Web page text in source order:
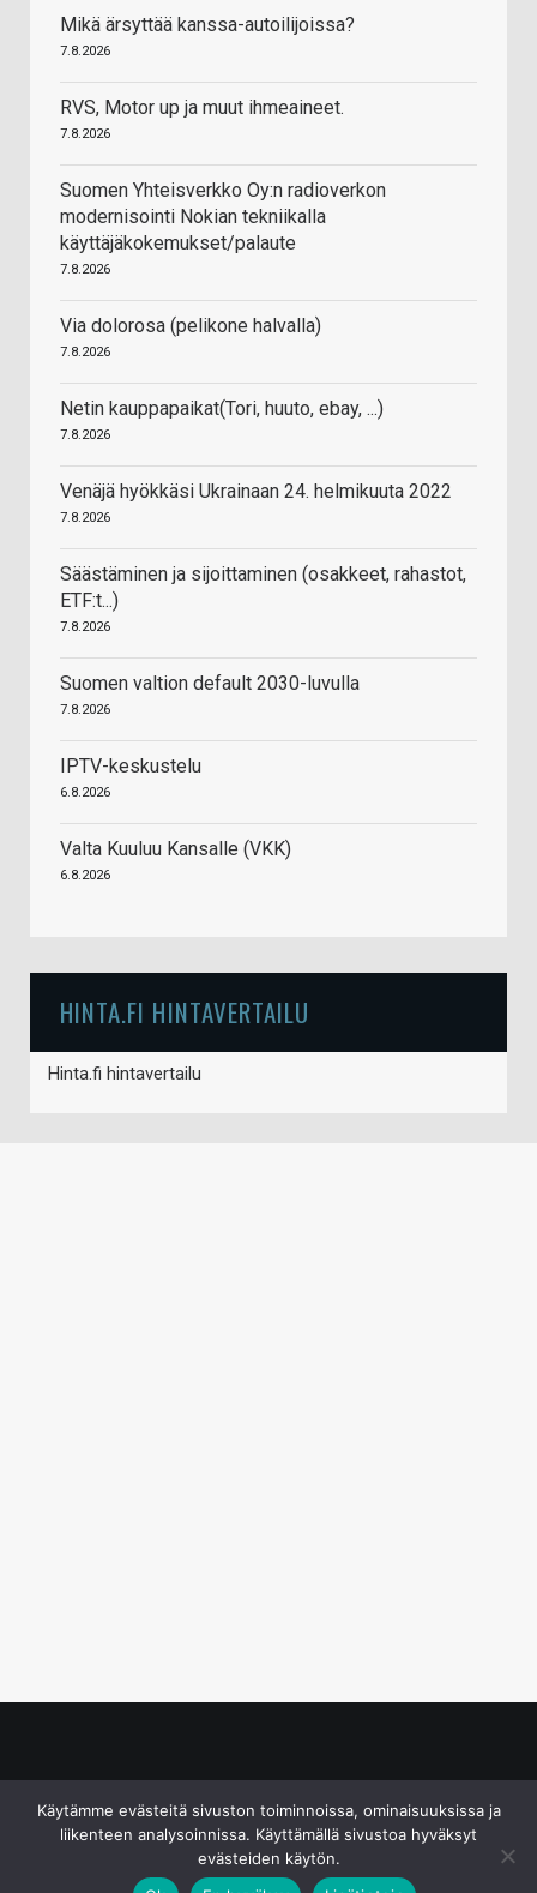
Mikä ärsyttää kanssa-autoilijoissa?
7.8.2026
RVS, Motor up ja muut ihmeaineet.
7.8.2026
Suomen Yhteisverkko Oy:n radioverkon
modernisointi Nokian tekniikalla
käyttäjäkokemukset/palaute
7.8.2026
Via dolorosa (pelikone halvalla)
7.8.2026
Netin kauppapaikat(Tori, huuto, ebay, ...)
7.8.2026
Venäjä hyökkäsi Ukrainaan 24. helmikuuta 2022
7.8.2026
Säästäminen ja sijoittaminen (osakkeet, rahastot,
ETF:t...)
7.8.2026
Suomen valtion default 2030-luvulla
7.8.2026
IPTV-keskustelu
6.8.2026
Valta Kuuluu Kansalle (VKK)
6.8.2026
HINTA.FI HINTAVERTAILU
Hinta.fi hintavertailu
Käytämme evästeitä sivuston toiminnoissa, ominaisuuksissa ja
liikenteen analysoinnissa. Käyttämällä sivustoa hyväksyt
evästeiden käytön.